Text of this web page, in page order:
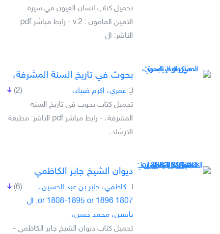
تحميل كتاب انسان العيون في سيرة
الامين المامون : v.2 - رابط مباشر pdf
الناشر: ال
بحوث في تاريخ السنة المشرفة،
(2) لـِ: عمري، اكرم ضياء،
تحميل كتاب بحوث في تاريخ السنة
المشرفة، - رابط مباشر pdf الناشر: مطبعة
الارشاد،
ديوان الشيخ جابر الكاظمي
(6) لـِ: كاظمي، جابر بن عبد الحسين،,
1807 or 1808-1895 or 1896, ال
ياسين، محمد حسن،
تحميل كتاب ديوان الشيخ جابر الكاظمي -